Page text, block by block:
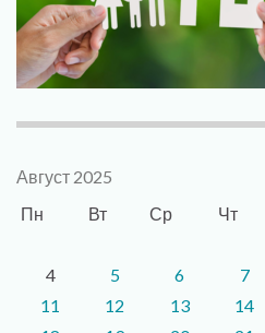
Август 2025
Пн
Вт Ср Чт
4
5 6 7
11
12 13 14